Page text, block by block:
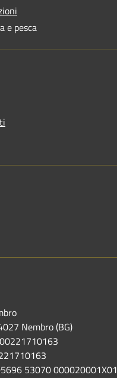
e pesca
Nembro (BG)
53070 000020001X01